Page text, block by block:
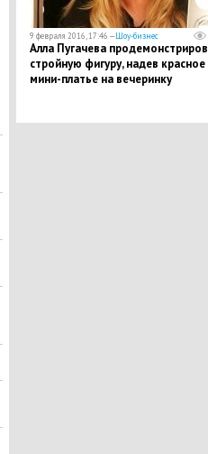
9 февраля 2016, 17:46 —Шоу-бизнес
Алла Пугачева
стройную фигуру, надев красное
мини-платье на вечеринку